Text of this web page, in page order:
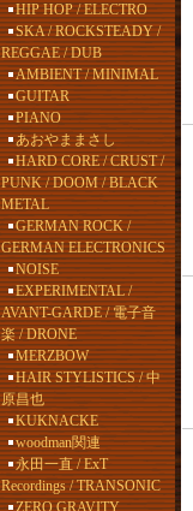
HIP HOP / ELECTRO
SKA / ROCKSTEADY /
REGGAE / DUB
AMBIENT / MINIMAL
GUITAR
PIANO
あおやままさし
HARD CORE / CRUST /
PUNK / DOOM / BLACK
METAL
GERMAN ROCK /
GERMAN ELECTRONICS
NOISE
EXPERIMENTAL /
AVANT-GARDE / 電子音
楽 / DRONE
MERZBOW
HAIR STYLISTICS / 中
原昌也
KUKNACKE
woodman関連
永田一直 / ExT
Recordings / TRANSONIC
ZERO GRAVITY